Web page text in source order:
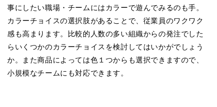
事にしたい職場・チームにはカラーで遊んでみるのも手。
カラーチョイスの選択肢があることで、従業員のワクワク
感も高まります。比較的人数の多い組織からの発注でした
らいくつかのカラーチョイスを検討してはいかがでしょう
か。また商品によっては色１つからも選択できますので、
小規模なチームにも対応できます。